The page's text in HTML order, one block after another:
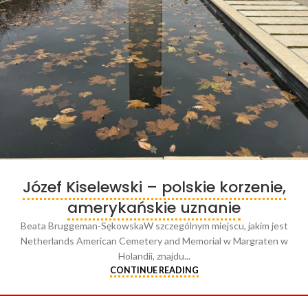
Józef Kiselewski – polskie korzenie,
amerykańskie uznanie
Beata Bruggeman-SękowskaW szczególnym miejscu, jakim jest
Netherlands American Cemetery and Memorial w Margraten w
Holandii, znajdu...
CONTINUE READING